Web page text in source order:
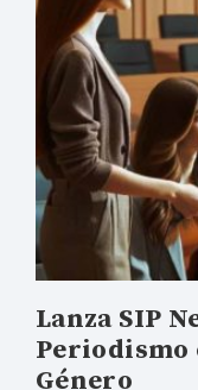
Lanza SIP
Periodismo
Género